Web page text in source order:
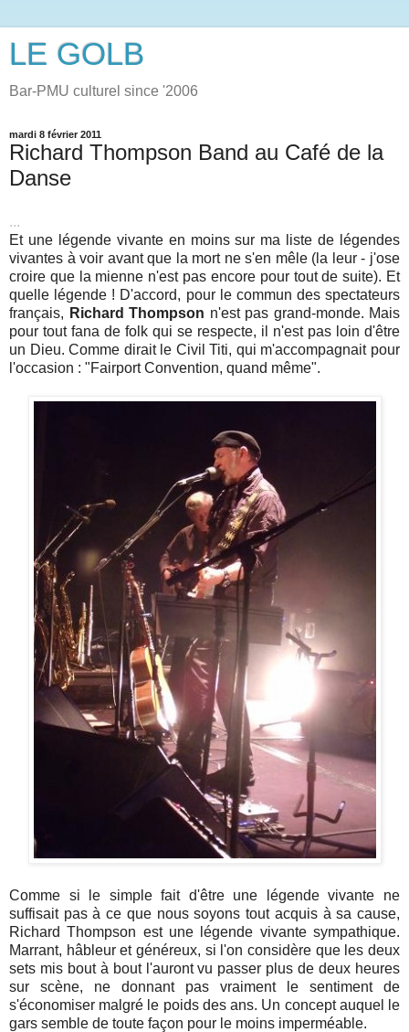
LE GOLB
Bar-PMU culturel since '2006
mardi 8 février 2011
Richard Thompson Band au Café de la
Danse
...
Et une légende vivante en moins sur ma liste de légendes
vivantes à voir avant que la mort ne s'en mêle (la leur - j'ose
croire que la mienne n'est pas encore pour tout de suite). Et
quelle légende ! D'accord, pour le commun des spectateurs
français, Richard Thompson n'est pas grand-monde. Mais
pour tout fana de folk qui se respecte, il n'est pas loin d'être
un Dieu. Comme dirait le Civil Titi, qui m'accompagnait pour
l'occasion : "Fairport Convention, quand même".
Comme si le simple fait d'être une légende vivante ne
suffisait pas à ce que nous soyons tout acquis à sa cause,
Richard Thompson est une légende vivante sympathique.
Marrant, hâbleur et généreux, si l'on considère que les deux
sets mis bout à bout l'auront vu passer plus de deux heures
sur scène, ne donnant pas vraiment le sentiment de
s'économiser malgré le poids des ans. Un concept auquel le
gars semble de toute façon pour le moins imperméable.